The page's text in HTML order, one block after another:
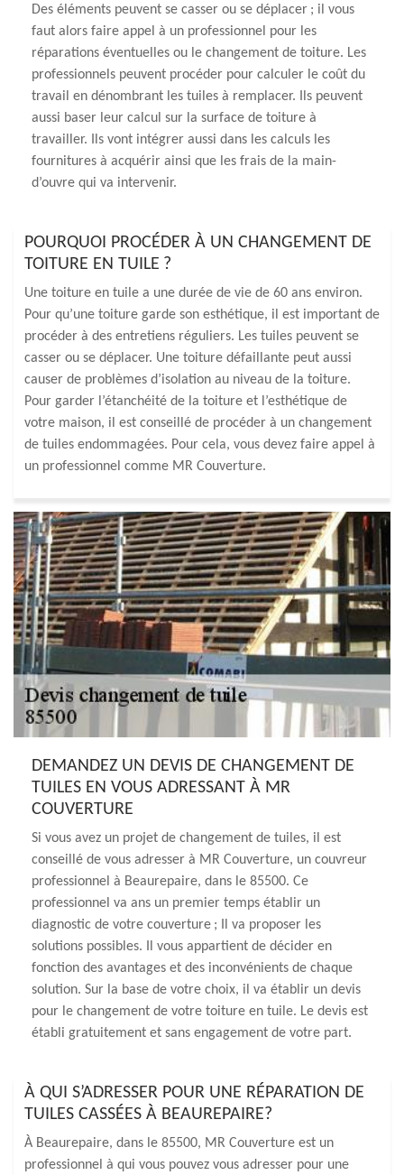
Des éléments peuvent se casser ou se déplacer ; il vous
faut alors faire appel à un professionnel pour les
réparations éventuelles ou le changement de toiture. Les
professionnels peuvent procéder pour calculer le coût du
travail en dénombrant les tuiles à remplacer. Ils peuvent
aussi baser leur calcul sur la surface de toiture à
travailler. Ils vont intégrer aussi dans les calculs les
fournitures à acquérir ainsi que les frais de la main-
d’ouvre qui va intervenir.
POURQUOI PROCÉDER À UN CHANGEMENT DE
TOITURE EN TUILE ?
Une toiture en tuile a une durée de vie de 60 ans environ.
Pour qu’une toiture garde son esthétique, il est important de
procéder à des entretiens réguliers. Les tuiles peuvent se
casser ou se déplacer. Une toiture défaillante peut aussi
causer de problèmes d’isolation au niveau de la toiture.
Pour garder l’étanchéité de la toiture et l’esthétique de
votre maison, il est conseillé de procéder à un changement
de tuiles endommagées. Pour cela, vous devez faire appel à
un professionnel comme MR Couverture.
DEMANDEZ UN DEVIS DE CHANGEMENT DE
TUILES EN VOUS ADRESSANT À MR
COUVERTURE
Si vous avez un projet de changement de tuiles, il est
conseillé de vous adresser à MR Couverture, un couvreur
professionnel à Beaurepaire, dans le 85500. Ce
professionnel va ans un premier temps établir un
diagnostic de votre couverture ; Il va proposer les
solutions possibles. Il vous appartient de décider en
fonction des avantages et des inconvénients de chaque
solution. Sur la base de votre choix, il va établir un devis
pour le changement de votre toiture en tuile. Le devis est
établi gratuitement et sans engagement de votre part.
À QUI S’ADRESSER POUR UNE RÉPARATION DE
TUILES CASSÉES À BEAUREPAIRE?
À Beaurepaire, dans le 85500, MR Couverture est un
professionnel à qui vous pouvez vous adresser pour une